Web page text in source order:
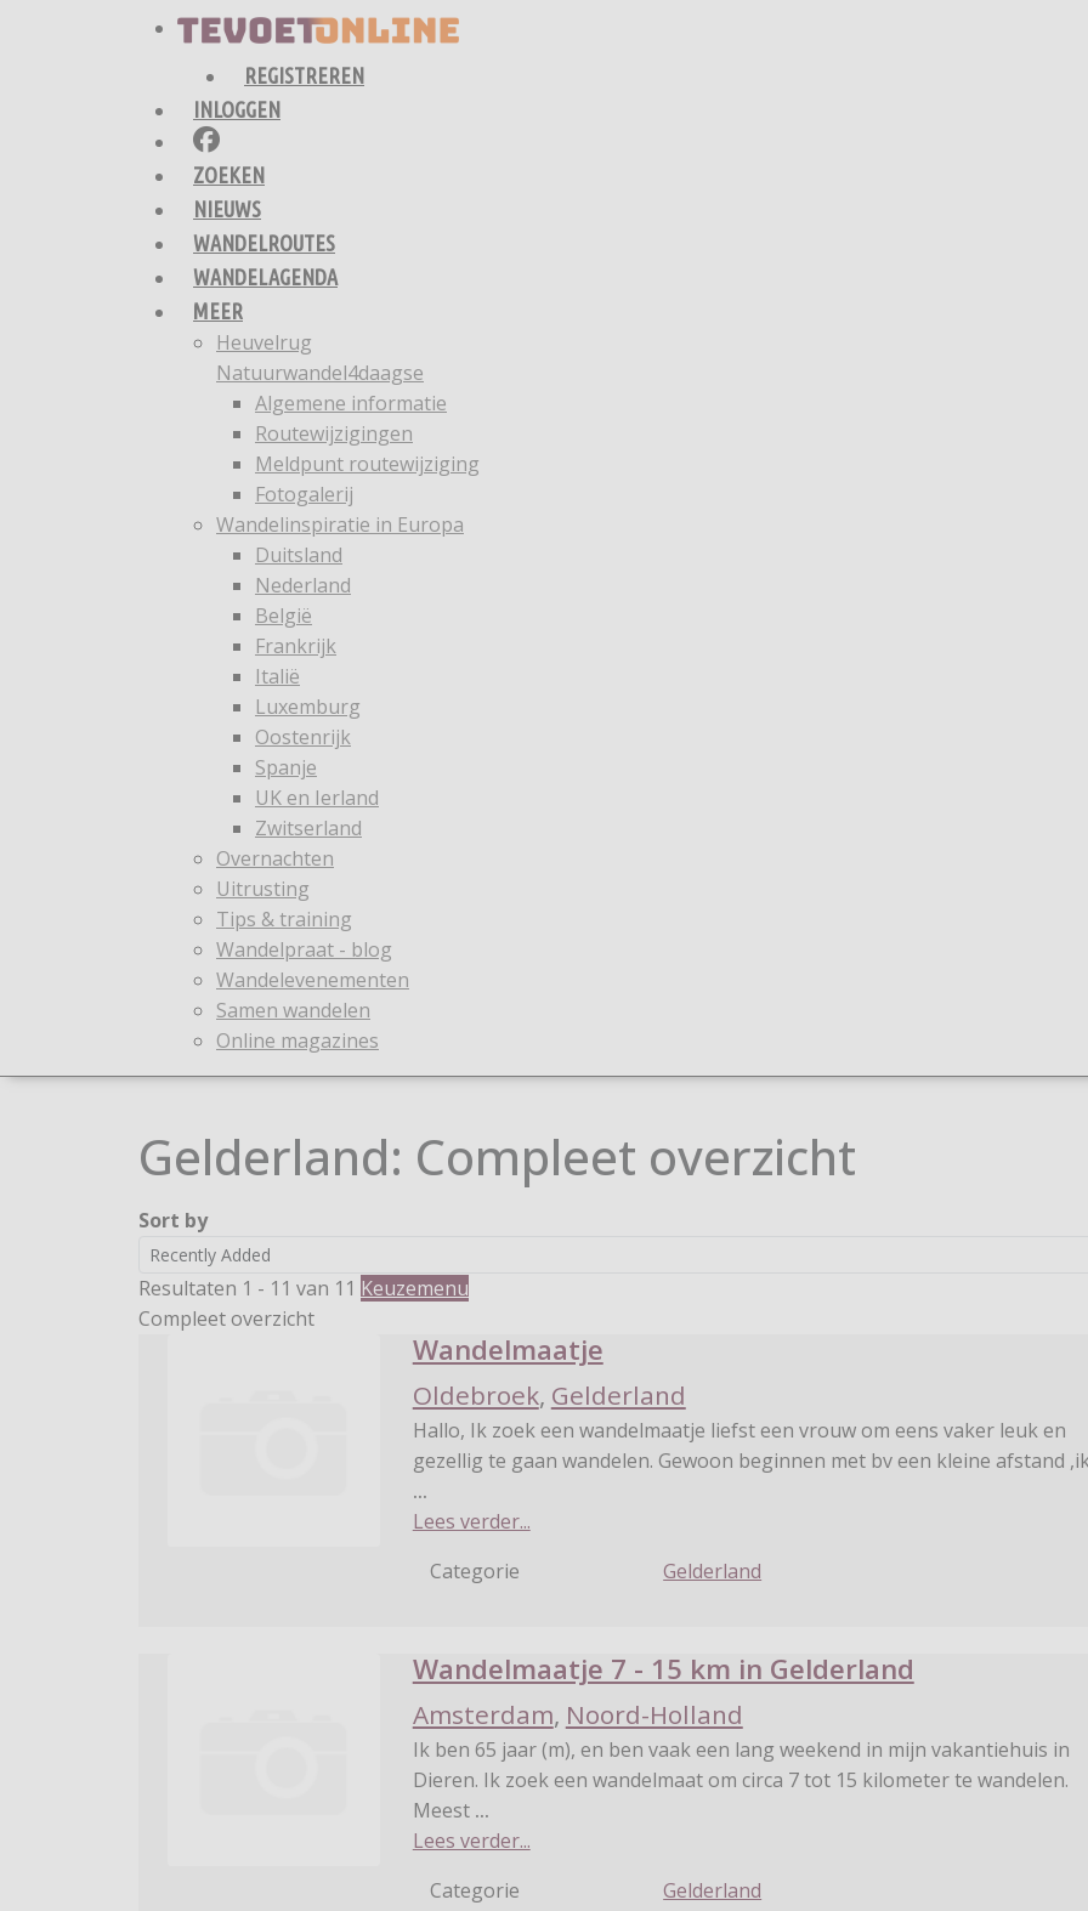
REGISTREREN
INLOGGEN
ZOEKEN
NIEUWS
WANDELROUTES
WANDELAGENDA
MEER
Heuvelrug
Natuurwandel4daagse
Algemene informatie
Routewijzigingen
Meldpunt routewijziging
Fotogalerij
Wandelinspiratie in Europa
Duitsland
Nederland
België
Frankrijk
Italië
Luxemburg
Oostenrijk
Spanje
UK en Ierland
Zwitserland
Overnachten
Uitrusting
Tips & training
Wandelpraat - blog
Wandelevenementen
Samen wandelen
Online magazines
Gelderland: Compleet overzicht
Sort by
Resultaten 1 - 11 van 11 Keuzemenu
Compleet overzicht
Wandelmaatje
Oldebroek, Gelderland
Hallo, Ik zoek een wandelmaatje liefst een vrouw om eens vaker leuk en
gezellig te gaan wandelen. Gewoon beginnen met bv een kleine afstand
...
Lees verder...
Categorie
Gelderland
Wandelmaatje 7 - 15 km in Gelderland
Amsterdam, Noord-Holland
Ik ben 65 jaar (m), en ben vaak een lang weekend in mijn vakantiehuis in
Dieren. Ik zoek een wandelmaat om circa 7 tot 15 kilometer te wandelen.
Meest ...
Lees verder...
Categorie
Gelderland